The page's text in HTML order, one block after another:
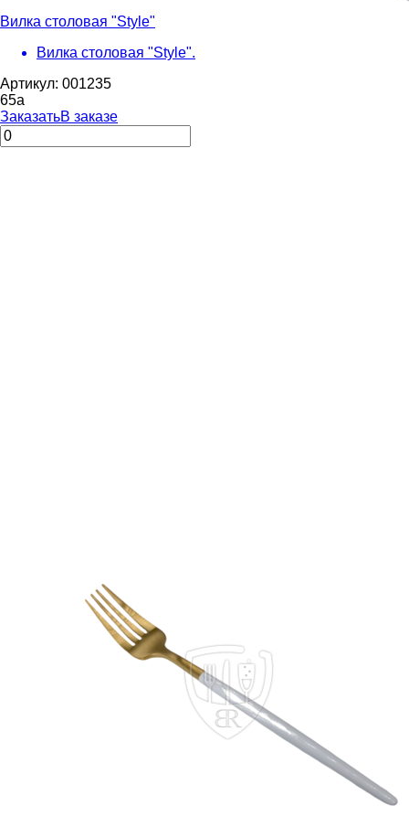
Вилка столовая "Style"
Вилка столовая "Style".
Артикул: 001235
65a
ЗаказатьВ заказе